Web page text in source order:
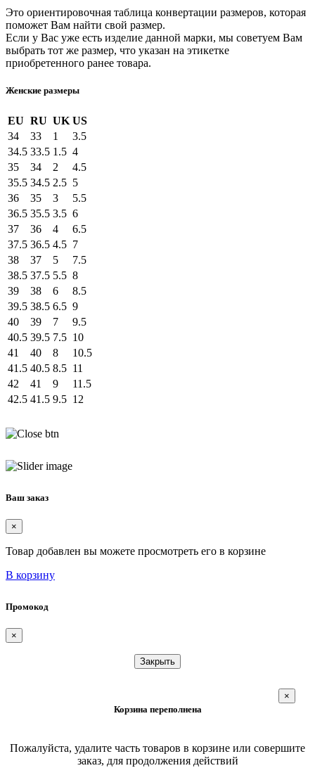
Это ориентировочная таблица конвертации размеров, которая
поможет Вам найти свой размер.
Если у Вас уже есть изделие данной марки, мы советуем Вам
выбрать тот же размер, что указан на этикетке
приобретенного ранее товара.
Женские размеры
EU RU UK US
34
33 1
3.5
34.5 33.5 1.5 4
35
34 2
4.5
35.5 34.5 2.5 5
36
35 3
5.5
36.5 35.5 3.5 6
37
36 4
6.5
37.5 36.5 4.5 7
38
37 5
7.5
38.5 37.5 5.5 8
39
38 6
8.5
39.5 38.5 6.5 9
40
39 7
9.5
40.5 39.5 7.5 10
41
40 8
10.5
41.5 40.5 8.5 11
42
41 9
11.5
42.5 41.5 9.5 12
Ваш заказ
×
Товар добавлен вы можете просмотреть его в корзине
В корзину
Промокод
×
Закрыть
Корзина переполнена
×
Пожалуйста, удалите часть товаров в корзине или совершите
заказ, для продолжения действий